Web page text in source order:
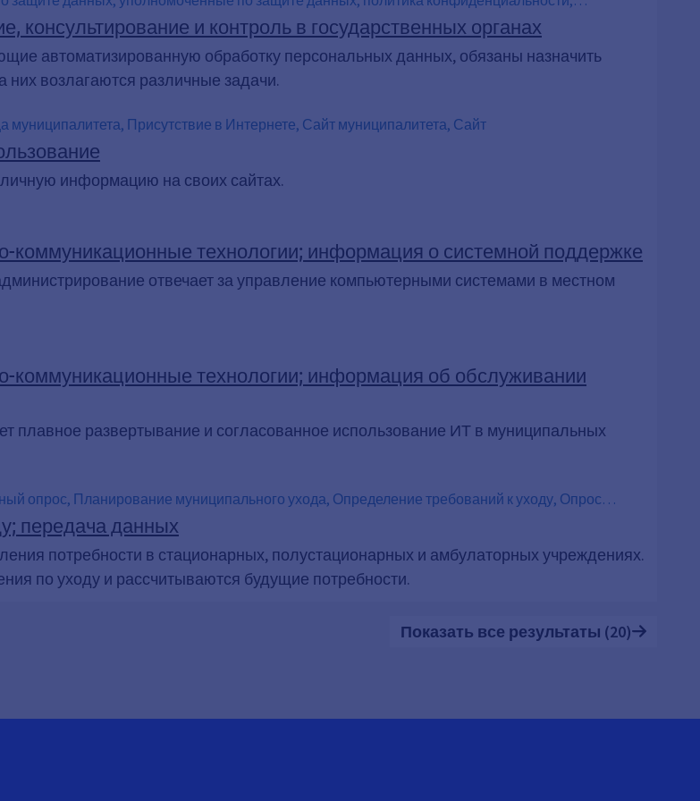
по защите данных ЕС, Общий регламент по защите данных ЕС, ст. 13 и 14 GDPR,
по информированию, законодательство о защите данных, обработка данных,
и контроль в государственных органах
автоматизированную обработку персональных данных, обязаны назначить
возлагаются различные задачи.
Присутствие в Интернете, Сайт муниципалитета, Сайт
информацию на своих сайтах.
технологии; информация о системной поддержке
отвечает за управление компьютерными системами в местном
технологии; информация об обслуживании
плавное развертывание и согласованное использование ИТ в муниципальных
опрос, Планирование муниципального ухода, Определение требований к уходу, Опрос
пожилых людей, Общая концепция для пожилых людей, Стационарные учреждения
с проживанием в домах престарелых, Дневной уход
передача данных
потребности в стационарных, полустационарных и амбулаторных учреждениях.
по уходу и рассчитываются будущие потребности.
Показать все результаты (20)